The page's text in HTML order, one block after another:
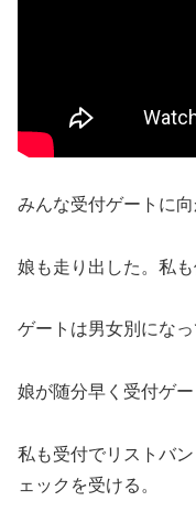
みんな受付ゲートに
娘も走り出した。私も
ゲートは男女別にな
娘が随分早く受付ゲ
私も受付でリストバ
ェックを受ける。